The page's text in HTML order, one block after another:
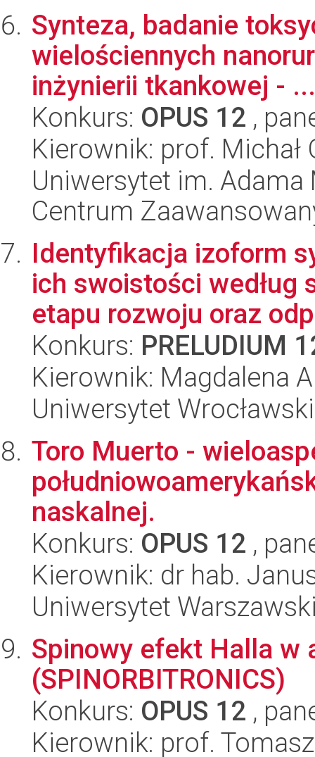
Synteza, badanie
wielościennych
inżynierii tkankowej - ...
Konkurs: OPUS 12 ,
Kierownik: prof. Michał
Uniwersytet im.
Centrum
Identyfikacja izoform
ich swoistości
etapu rozwoju oraz
Konkurs: PRELUDIUM
Kierownik: Magdalena
Uniwersytet
Toro Muerto -
naskalnej.
Konkurs: OPUS 12 ,
Kierownik: dr hab.
Uniwersytet
Spinowy efekt Halla w
(SPINORBITRONICS)
Konkurs: OPUS 12 ,
Kierownik: prof.